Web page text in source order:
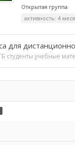
Открытая группа
активность: 4
для
студенты учебные